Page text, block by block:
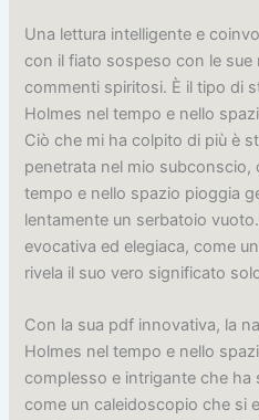
Una lettura intelligente e
con il fiato sospeso con le
commenti spiritosi. È il tipo di
Holmes nel tempo e nello
Ciò che mi ha colpito di più è
penetrata nel mio subconscio,
tempo e nello spazio pioggia
lentamente un serbatoio
evocativa ed elegiaca, come
rivela il suo vero significato
Con la sua pdf innovativa, la
Holmes nel tempo e nello
complesso e intrigante che ha
come un caleidoscopio che si